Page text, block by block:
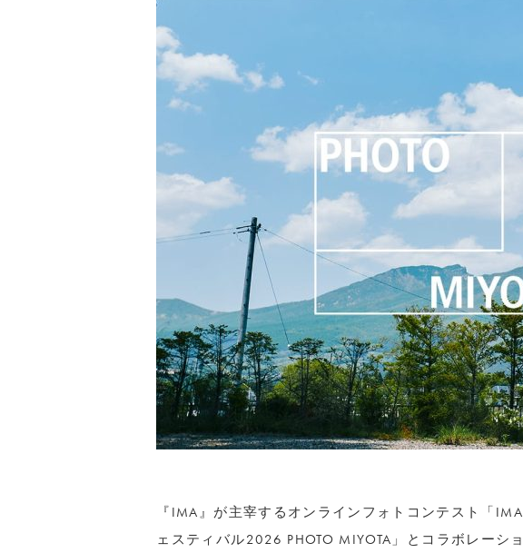
『IMA』が主宰するオンラインフォトコンテスト「
ェスティバル2026 PHOTO MIYOTA」とコラボレーシ